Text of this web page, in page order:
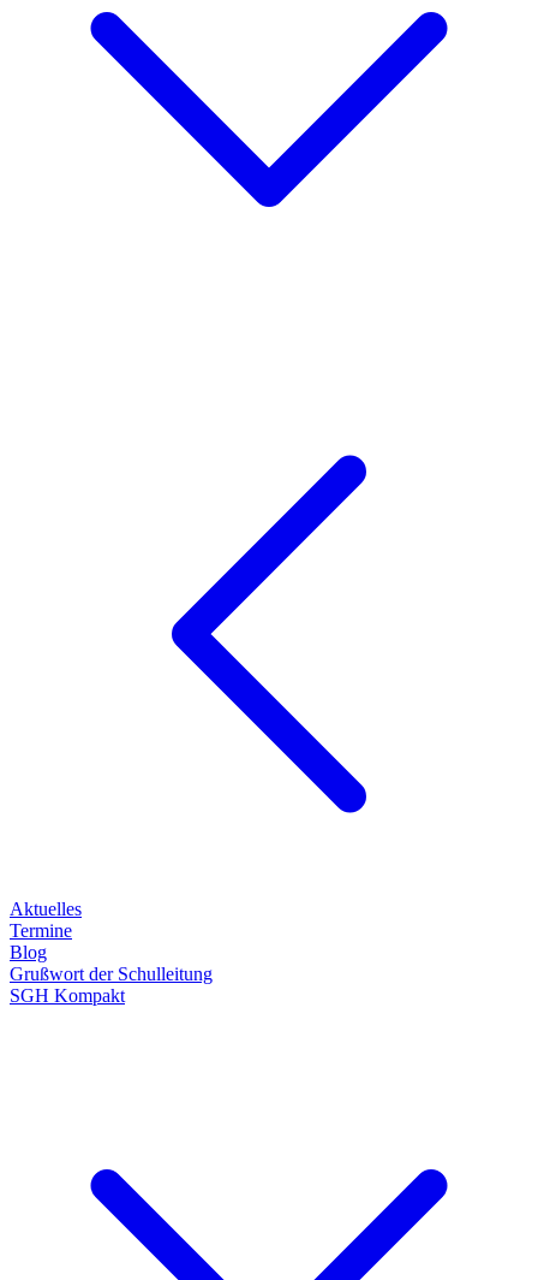
Aktuelles
Termine
Blog
Grußwort der Schulleitung
SGH Kompakt